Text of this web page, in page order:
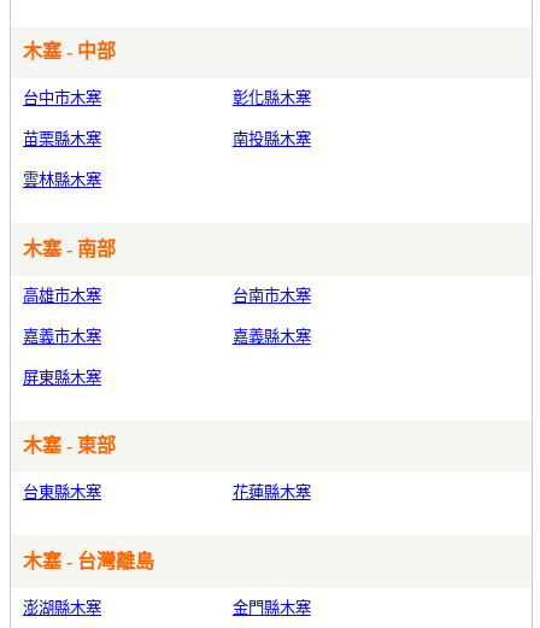
木塞 - 中部
台中市木塞 彰化縣木塞
苗栗縣木塞 南投縣木塞
雲林縣木塞
木塞 - 南部
高雄市木塞 台南市木塞
嘉義市木塞 嘉義縣木塞
屏東縣木塞
木塞 - 東部
台東縣木塞 花蓮縣木塞
木塞 - 台灣離島
澎湖縣木塞 金門縣木塞